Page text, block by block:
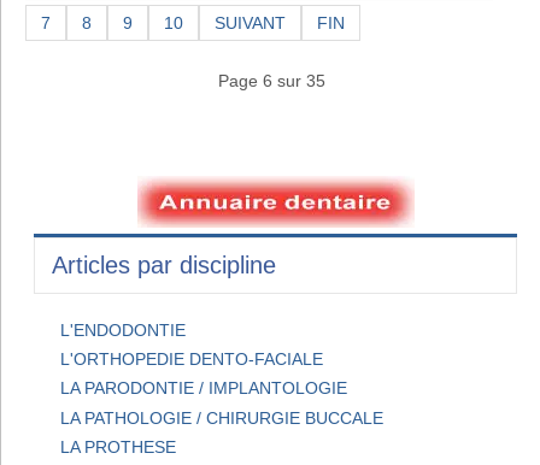
7 8 9 10 SUIVANT FIN
Page 6 sur 35
Articles par discipline
L'ENDODONTIE
L'ORTHOPEDIE DENTO-FACIALE
LA PARODONTIE / IMPLANTOLOGIE
LA PATHOLOGIE / CHIRURGIE BUCCALE
LA PROTHESE